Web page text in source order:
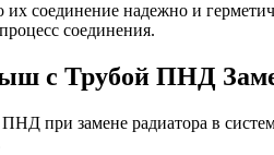
их соединение надежно и
соединения.
с Трубой ПНД
при замене радиатора в